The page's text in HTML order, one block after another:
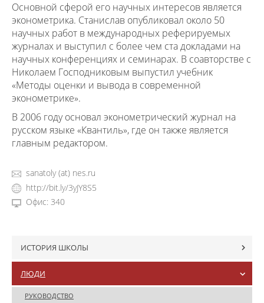
Основной сферой его научных интересов является
эконометрика. Станислав опубликовал около 50
научных работ в международных реферируемых
журналах и выступил с более чем ста докладами на
научных конференциях и семинарах. В соавторстве с
Николаем Господниковым выпустил учебник
«Методы оценки и вывода в современной
эконометрике».
В 2006 году основал эконометрический журнал на
русском языке «Квантиль», где он также является
главным редактором.
sanatoly (at) nes.ru
http://bit.ly/3yJY8S5
Офис: 340
ИСТОРИЯ ШКОЛЫ
ЛЮДИ
РУКОВОДСТВО